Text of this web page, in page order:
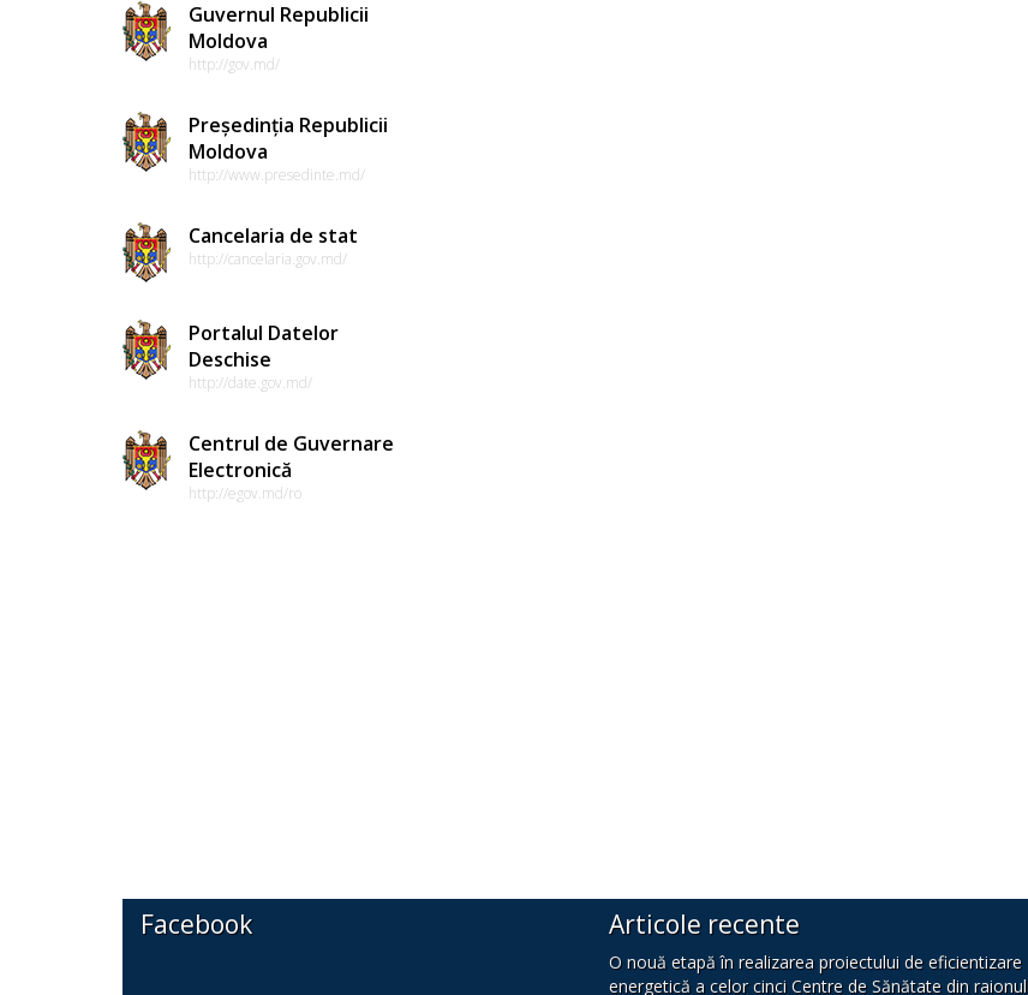
Guvernul Republicii
Moldova
http://gov.md/
Președinția Republicii
Moldova
http://www.presedinte.md/
Cancelaria de stat
http://cancelaria.gov.md/
Portalul Datelor
Deschise
http://date.gov.md/
Centrul de Guvernare
Electronică
http://egov.md/ro
Facebook Articole recente
O nouă etapă în realizarea proiectului de eficientizare
energetică a celor cinci Centre de Sănătate din raionul